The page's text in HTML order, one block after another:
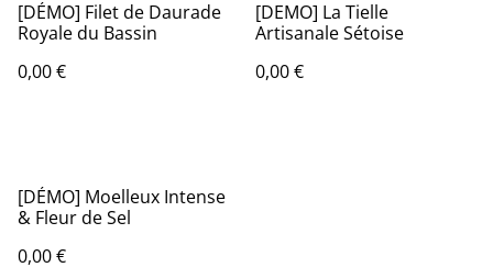
[DÉMO] Filet de Daurade
Royale du Bassin
0,00 €
[DEMO] La Tielle
Artisanale Sétoise
0,00 €
[DÉMO] Moelleux Intense
& Fleur de Sel
0,00 €